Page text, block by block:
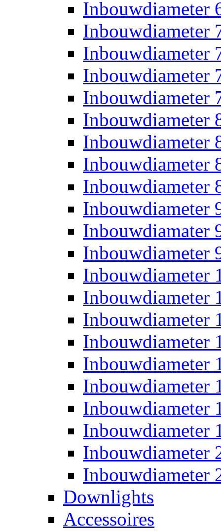
Inbouwdiameter
Inbouwdiameter
Inbouwdiameter
Inbouwdiameter
Inbouwdiameter
Inbouwdiameter
Inbouwdiameter
Inbouwdiameter
Inbouwdiameter
Inbouwdiameter
Inbouwdiamater
Inbouwdiameter
Inbouwdiameter
Inbouwdiameter
Inbouwdiameter
Inbouwdiameter
Inbouwdiameter
Inbouwdiameter
Inbouwdiameter
Inbouwdiameter
Inbouwdiameter
Inbouwdiameter
Downlights
Accessoires